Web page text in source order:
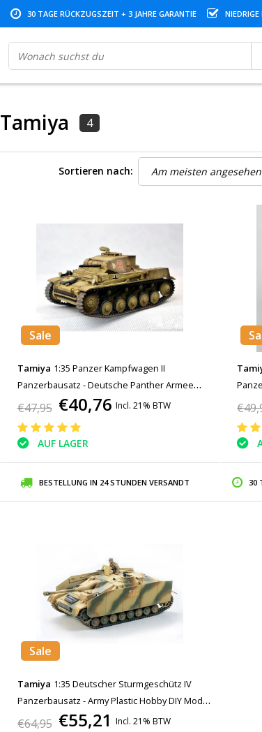
30 TAGE RÜCKZUGSZEIT + 3 JAHRE GARANTIE
Tamiya 4
Sortieren nach:
Sale
Tamiya 1:35 Panzer Kampfwagen II
Panzerbausatz - Deutsche Panther Armee
Plastik Hobby DIY Modell 35009
€47,95 €40,76 Incl. 21% BTW
AUF LAGER
BESTELLUNG IN 24 STUNDEN VERSANDT 30
Sale
Tamiya 1:35 Deutscher Sturmgeschütz IV
Panzerbausatz - Army Plastic Hobby DIY Modell
35087
€64,95 €55,21 Incl. 21% BTW